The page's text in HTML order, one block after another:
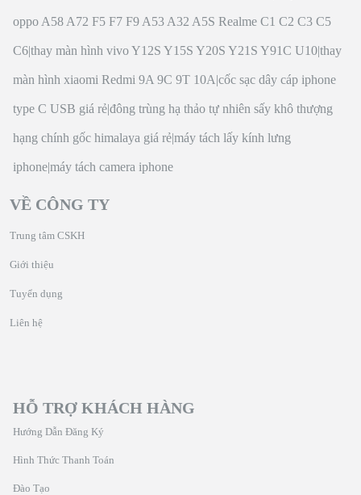
oppo A58 A72 F5 F7 F9 A53 A32 A5S Realme C1 C2 C3 C5
C6|thay màn hình vivo Y12S Y15S Y20S Y21S Y91C U10|thay
màn hình xiaomi Redmi 9A 9C 9T 10A|cốc sạc dây cáp iphone
type C USB giá rẻ|đông trùng hạ thảo tự nhiên sấy khô thượng
hạng chính gốc himalaya giá rẻ|máy tách lấy kính lưng
iphone|máy tách camera iphone
VỀ CÔNG TY
Trung tâm CSKH
Giới thiệu
Tuyển dụng
Liên hệ
HỖ TRỢ KHÁCH HÀNG
Hướng Dẫn Đăng Ký
Hình Thức Thanh Toán
Đào Tạo